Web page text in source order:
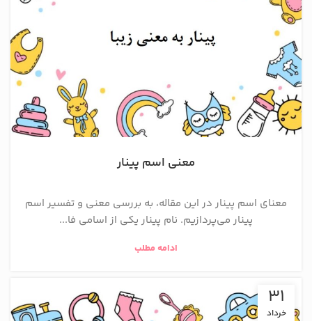
معنی اسم پینار
معنای اسم پینار در این مقاله، به بررسی معنی و تفسیر اسم
پینار می‌پردازیم. نام پینار یکی از اسامی فا...
ادامه مطلب
31
خرداد